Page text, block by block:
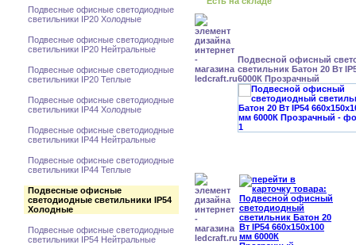
Подвесные офисные светодиодные
светильники IP20 Холодные
Подвесные офисные светодиодные
светильники IP20 Нейтральные
Подвесные офисные светодиодные
светильники IP20 Теплые
Подвесные офисные светодиодные
светильники IP44 Холодные
Подвесные офисные светодиодные
светильники IP44 Нейтральные
Подвесные офисные светодиодные
светильники IP44 Теплые
Подвесные офисные
светодиодные светильники IP54
Холодные
Подвесные офисные светодиодные
светильники IP54 Нейтральные
Подвесной офисный
светильник Батон 20 Вт
6000К Прозрачный